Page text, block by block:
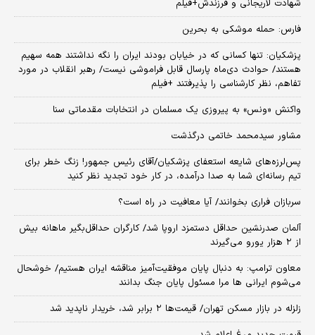
شهادت لاریجانی و فرزندش+فیلم
فارس: حمله موشکی به بحرین
پزشکیان: تنها کسانی که در خیابان بودند ایران را نگه نداشتند همه سهیم
هستند/ حوادث دی‌ماه پارسال قابل فراموشی نیست/ رهبر انقلاب در مورد
تفاهم، نظر کارشناسی را پذیرفتند +فیلم
واکنش «ونس» به پیروزی یک مسلمان در انتخابات مقدماتی سنا
مشاور سیدمحمد خاتمی درگذشت
پس‌لرزه‌های شایعه استعفای پزشکیان/آقای رئیس جمهور! زنگ خطر برای
تیم رسانه‌ای شما به صدا درآمده، در کار خود تجدید نظر کنید
سربازان فراری بخوانند/ آیا معافیت در راه است؟
آلمان صدرنشین حداقل دستمزد اروپا شد/ کارگران حداقل‌بگیر ماهانه بیش
از ۲ هزار یورو می‌گیرند
معاون ترامپ: به دنبال پایان موفقیت‌آمیز مناقشه ایران هستیم/ خوشحال
می‌شوم ایرانی ها مرا مسئول پایان جنگ بدانند
زلزله در بازار مسکن تهران/ قیمت‌ها ۲ برابر شد، خریدار ناپدید شد